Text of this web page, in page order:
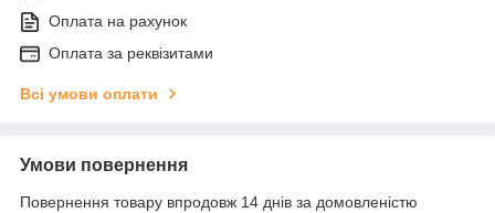
Оплата на рахунок
Оплата за реквізитами
Всі умови оплати
Умови повернення
Повернення товару впродовж 14 днів за домовленістю